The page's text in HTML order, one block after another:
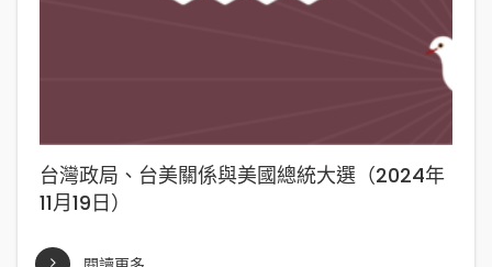
台灣政局、台美關係與美國總統大選（2024年
11月19日）